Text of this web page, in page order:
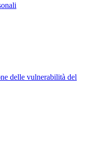
delle vulnerabilità del